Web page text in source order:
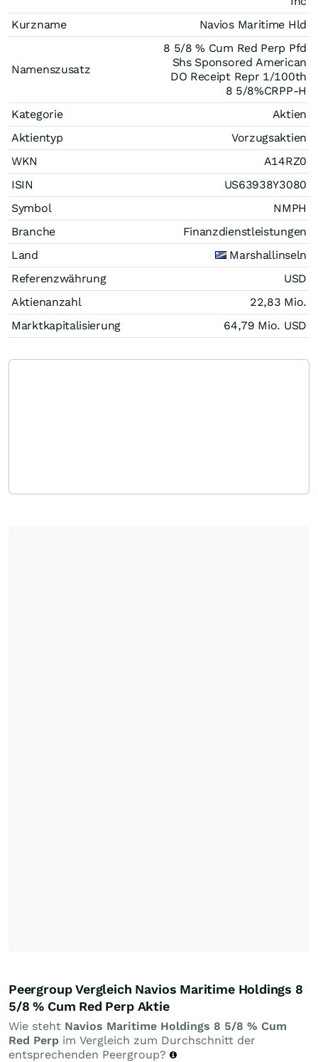
Kurzname
Navios Maritime Hld
Namenszusatz
8 5/8 % Cum Red Perp Pfd
Shs Sponsored American
DO Receipt Repr 1/100th
8 5/8%CRPP-H
Kategorie
Aktien
Aktientyp
Vorzugsaktien
WKN
A14RZ0
ISIN
US63938Y3080
Symbol
NMPH
Branche
Finanzdienstleistungen
Land
Marshallinseln
Referenzwährung
USD
Aktienanzahl
22,83 Mio.
Marktkapitalisierung
64,79 Mio. USD
Peergroup Vergleich Navios Maritime Holdings 8
5/8 % Cum Red Perp Aktie
Wie steht Navios Maritime Holdings 8 5/8 % Cum
Red Perp im Vergleich zum Durchschnitt der
entsprechenden Peergroup?